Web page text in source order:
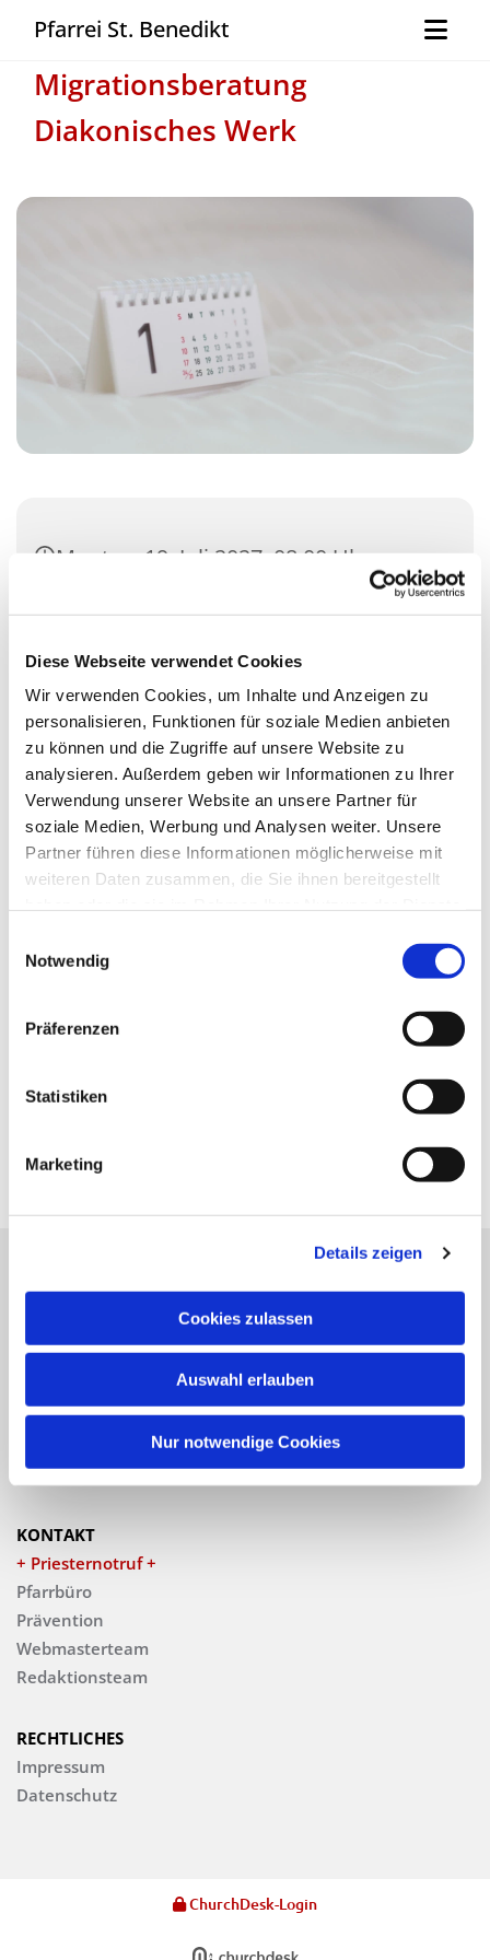
Diese Webseite verwendet Cookies
Wir verwenden Cookies, um Inhalte und Anzeigen zu
personalisieren, Funktionen für soziale Medien anbieten
zu können und die Zugriffe auf unsere Website zu
analysieren. Außerdem geben wir Informationen zu Ihrer
Verwendung unserer Website an unsere Partner für
soziale Medien, Werbung und Analysen weiter. Unsere
Partner führen diese Informationen möglicherweise mit
weiteren Daten zusammen, die Sie ihnen bereitgestellt
Notwendig
Präferenzen
Statistiken
Marketing
Details zeigen
Cookies zulassen
Auswahl erlauben
Nur notwendige Cookies
Pfarrei St. Benedikt
Migrationsberatung
Diakonisches Werk
Montag, 19. Juli 2027, 08:00 Uhr
Gemeindehaus Saal St. Nikolaus
(klein), Zossener Damm
39Blankenfelde, 15827 Blankenfelde-
Mahlow
Pfarrei St. Benedikt Teltow-Fläming
NAVIGATION
Veranstaltungen
KONTAKT
+ Priesternotruf +
Pfarrbüro
Prävention
Webmasterteam
Redaktionsteam
RECHTLICHES
Impressum
Datenschutz
ChurchDesk-Login